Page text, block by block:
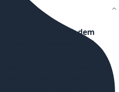
Artikel erst ab dem
angeboten werden darf.
Liquid stammt aus dem